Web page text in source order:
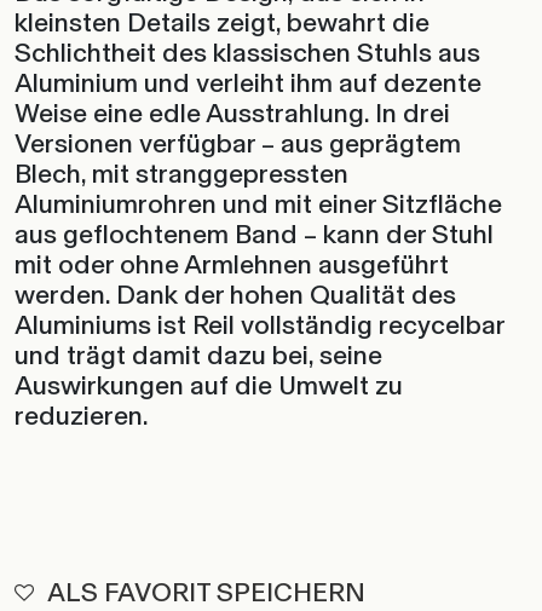
kleinsten Details zeigt, bewahrt die
Schlichtheit des klassischen Stuhls aus
Aluminium und verleiht ihm auf dezente
Weise eine edle Ausstrahlung. In drei
Versionen verfügbar – aus geprägtem
Blech, mit stranggepressten
Aluminiumrohren und mit einer Sitzfläche
aus geflochtenem Band – kann der Stuhl
mit oder ohne Armlehnen ausgeführt
werden. Dank der hohen Qualität des
Aluminiums ist Reil vollständig recycelbar
und trägt damit dazu bei, seine
Auswirkungen auf die Umwelt zu
reduzieren.
ALS FAVORIT SPEICHERN